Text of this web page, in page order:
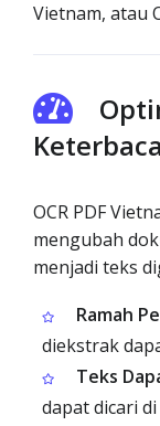
Vietnam, atau
OCR PDF
mengubah
menjadi teks
Ramah
diekstrak
Teks
dapat dicari